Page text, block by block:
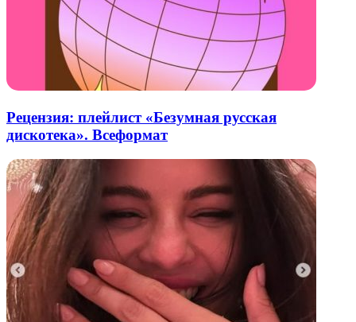
Рецензия: плейлист «Безумная русская
дискотека». Всеформат